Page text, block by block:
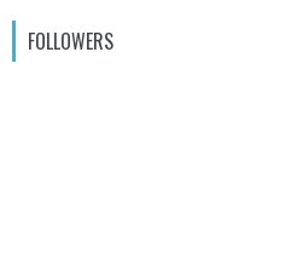
FOLLOWERS